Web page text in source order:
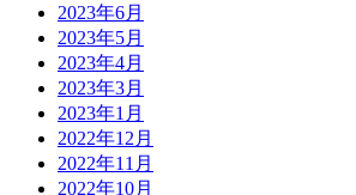
2023年6月
2023年5月
2023年4月
2023年3月
2023年1月
2022年12月
2022年11月
2022年10月